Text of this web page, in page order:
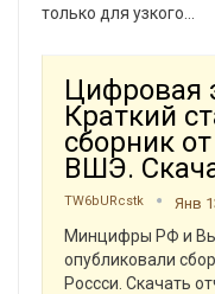
только для узкого
Цифровая
Краткий
сборник
ВШЭ.
TW6bURcstk Янв
Минцифры РФ и
опубликовали
Россси. Скачать